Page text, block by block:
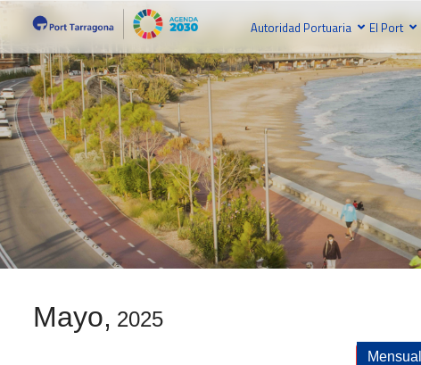
Autoridad Portuaria El Port
Mayo, 2025
Mensual